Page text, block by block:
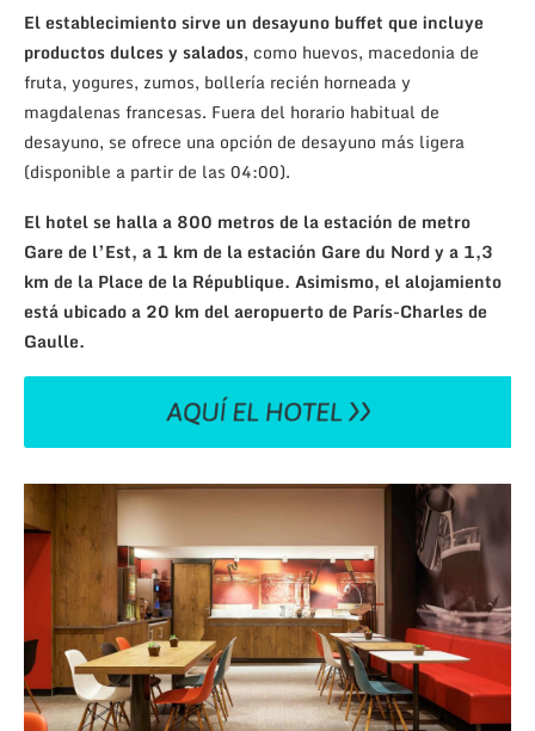
El establecimiento sirve un desayuno buffet que incluye
productos dulces y salados, como huevos, macedonia de
fruta, yogures, zumos, bollería recién horneada y
magdalenas francesas. Fuera del horario habitual de
desayuno, se ofrece una opción de desayuno más ligera
(disponible a partir de las 04:00).
El hotel se halla a 800 metros de la estación de metro
Gare de l’Est, a 1 km de la estación Gare du Nord y a 1,3
km de la Place de la République. Asimismo, el alojamiento
está ubicado a 20 km del aeropuerto de París-Charles de
Gaulle.